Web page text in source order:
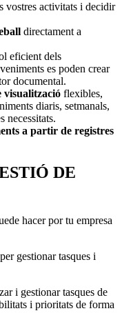
vostres activitats i decidir
directament a
eficient dels
es poden crear
documental.
visualització flexibles,
diaris, setmanals,
necessitats.
a partir de registres
DE
gestionar tasques i
i gestionar tasques de
i prioritats de forma